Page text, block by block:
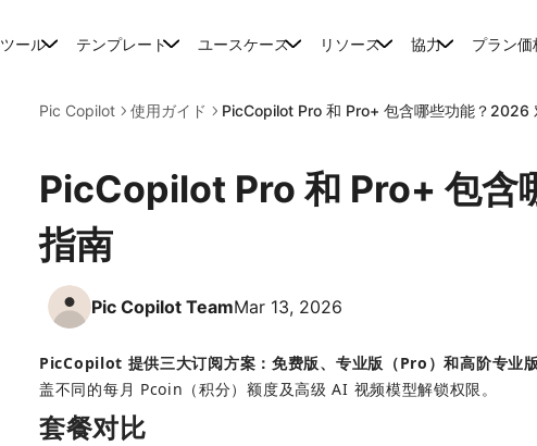
ツール テンプレート ユースケース リソース 協力 プラン価
Pic Copilot 使用ガイド PicCopilot Pro 和 Pro+ 包含哪些功能？2026
PicCopilot Pro 和 Pro+ 包含
指南
Pic Copilot TeamMar 13, 2026
PicCopilot 提供三大订阅方案：免费版、专业版（Pro）和高阶专业
盖不同的每月 Pcoin（积分）额度及高级 AI 视频模型解锁权限。
套餐对比